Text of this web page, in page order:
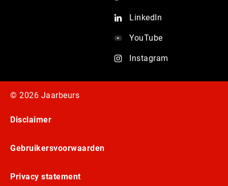
LinkedIn
YouTube
Instagram
© 2026 Jaarbeurs
Disclaimer
Gebruikersvoorwaarden
Privacy statement